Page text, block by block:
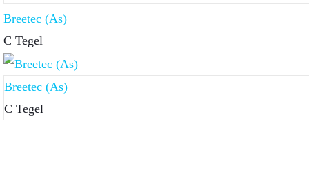
Breetec (As)
C Tegel
Breetec (As)
C Tegel